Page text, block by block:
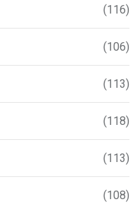
(116)
(106)
(113)
(118)
(113)
(108)